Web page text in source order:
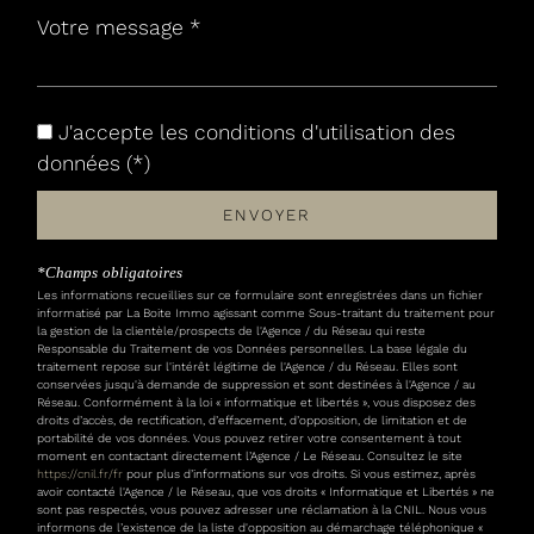
Collège
École maternelle
Enseignement supérieur
Gare ferroviaire
Bureau de poste
Mairie
statistiques
J'accepte les conditions d'utilisation des
données (*)
ENVOYER
*Champs obligatoires
Les informations recueillies sur ce formulaire sont enregistrées dans un fichier
informatisé par La Boite Immo agissant comme Sous-traitant du traitement pour
la gestion de la clientèle/prospects de l'Agence / du Réseau qui reste
Responsable du Traitement de vos Données personnelles. La base légale du
traitement repose sur l'intérêt légitime de l'Agence / du Réseau. Elles sont
conservées jusqu'à demande de suppression et sont destinées à l'Agence / au
Réseau. Conformément à la loi « informatique et libertés », vous disposez des
droits d’accès, de rectification, d’effacement, d’opposition, de limitation et de
portabilité de vos données. Vous pouvez retirer votre consentement à tout
moment en contactant directement l’Agence / Le Réseau. Consultez le site
https://cnil.fr/fr pour plus d’informations sur vos droits. Si vous estimez, après
avoir contacté l'Agence / le Réseau, que vos droits « Informatique et Libertés » ne
sont pas respectés, vous pouvez adresser une réclamation à la CNIL. Nous vous
informons de l’existence de la liste d'opposition au démarchage téléphonique «